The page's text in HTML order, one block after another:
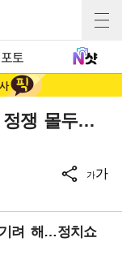
포토
정쟁 몰두…
가가
려 해…정치쇼